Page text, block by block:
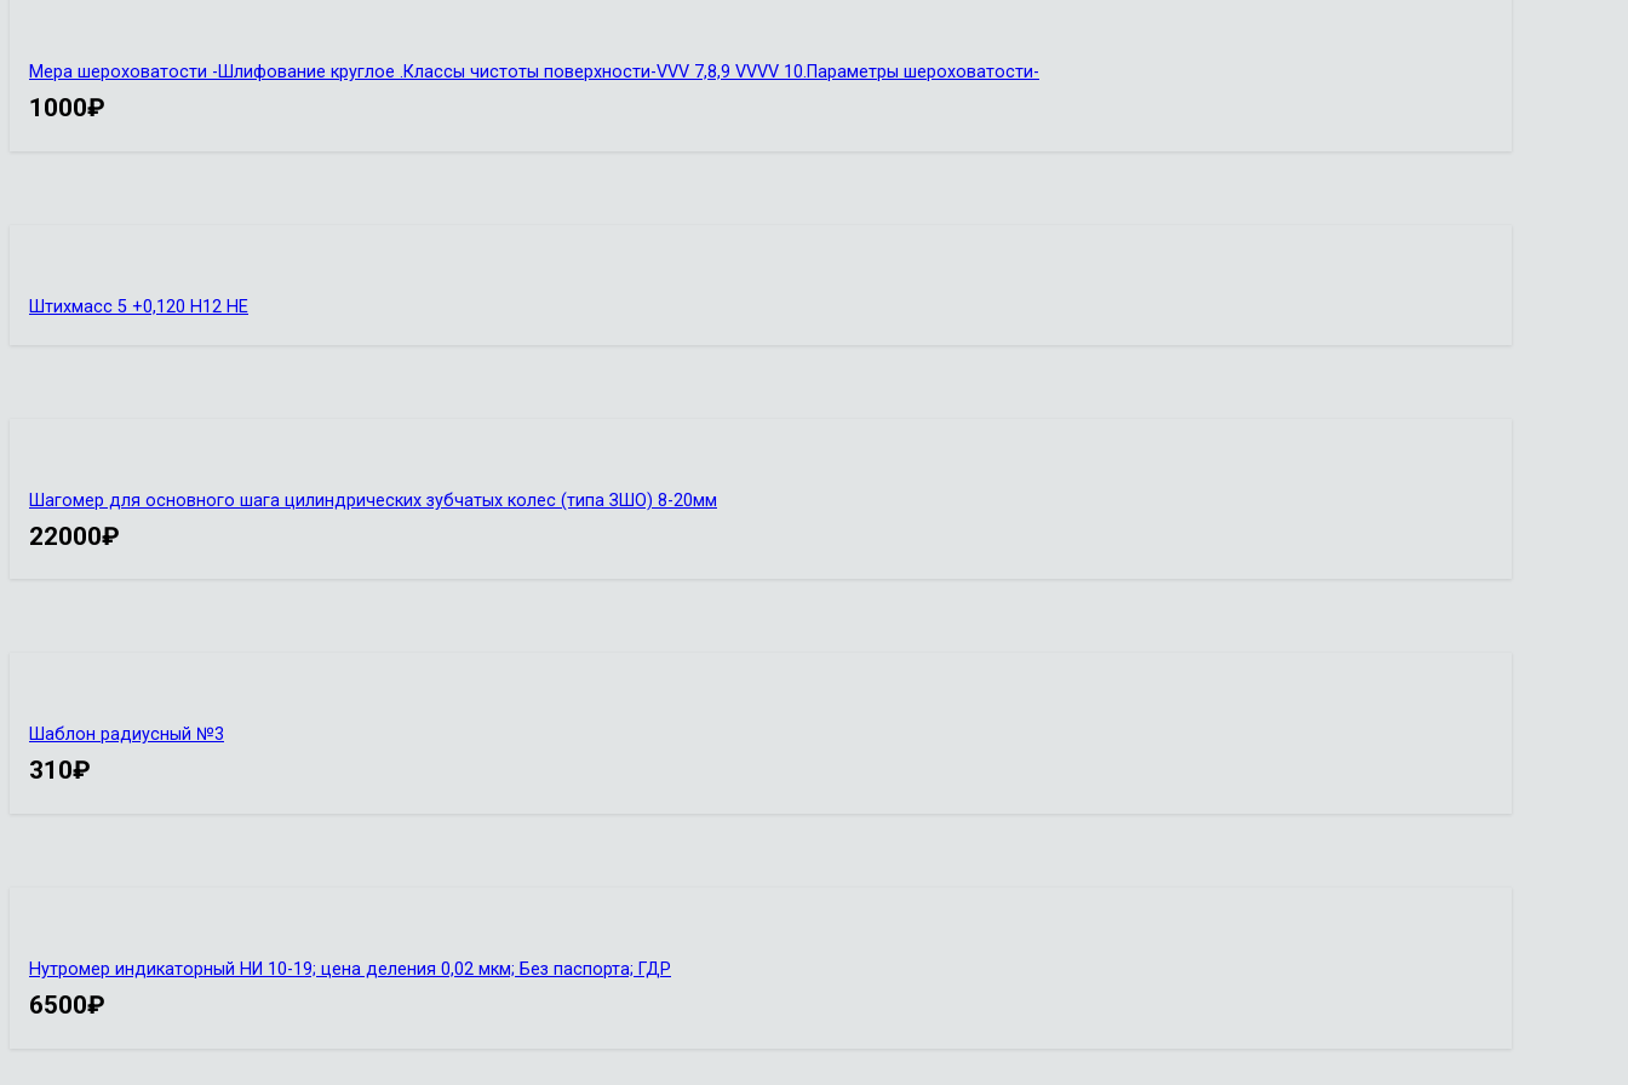
Мера шероховатости -Шлифование круглое .Классы чистоты поверхности-VVV 7,8,9 VVVV 10.Параметры шероховатости-
1000₽
Штихмасс 5 +0,120 Н12 НЕ
Шагомер для основного шага цилиндрических зубчатых колес (типа ЗШО) 8-20мм
22000₽
Шаблон радиусный №3
310₽
Нутромер индикаторный НИ 10-19; цена деления 0,02 мкм; Без паспорта; ГДР
6500₽